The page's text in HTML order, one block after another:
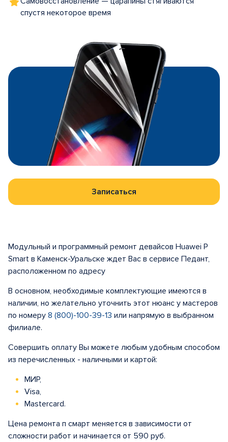
спустя некоторое время
Записаться
Модульный и программный ремонт девайсов Huawei P
Smart в Каменск-Уральске ждет Вас в сервисе Педант,
расположенном по адресу
В основном, необходимые комплектующие имеются в
наличии, но желательно уточнить этот нюанс у мастеров
по номеру 8 (800)-100-39-13 или напрямую в выбранном
филиале.
Совершить оплату Вы можете любым удобным способом
из перечисленных - наличными и картой:
МИР,
Visa,
Mastercard.
Цена ремонта п смарт меняется в зависимости от
сложности работ и начинается от 590 руб.